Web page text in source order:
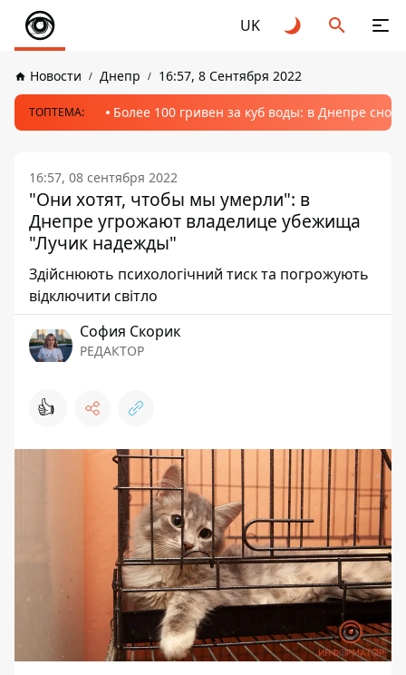
UK
Новости Днепр 16:57, 8 Сентября 2022
ТОПТЕМА: Более 100 гривен за куб воды: в Днепре
16:57, 08 сентября 2022
"Они хотят, чтобы мы умерли": в
Днепре угрожают владелице убежища
"Лучик надежды"
Здійснюють психологічний тиск та погрожують
відключити світло
София Скорик
РЕДАКТОР
👍